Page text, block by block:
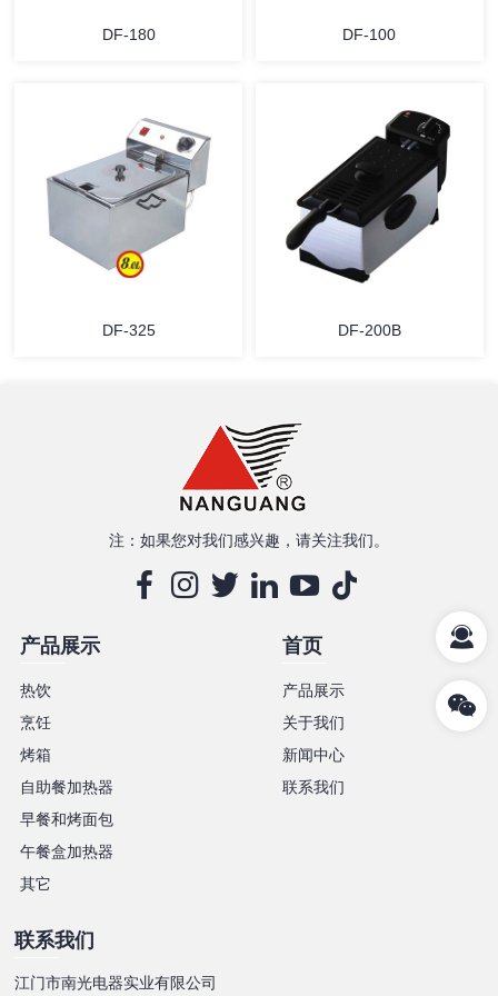
详情
DF-180
详情
DF-100
DF-325 DF-200B
注：如果您对我们感兴趣，请关注我们。
产品展示
热饮
烹饪
烤箱
自助餐加热器
早餐和烤面包
午餐盒加热器
其它
首页
产品展示
关于我们
新闻中心
联系我们
联系我们
江门市南光电器实业有限公司